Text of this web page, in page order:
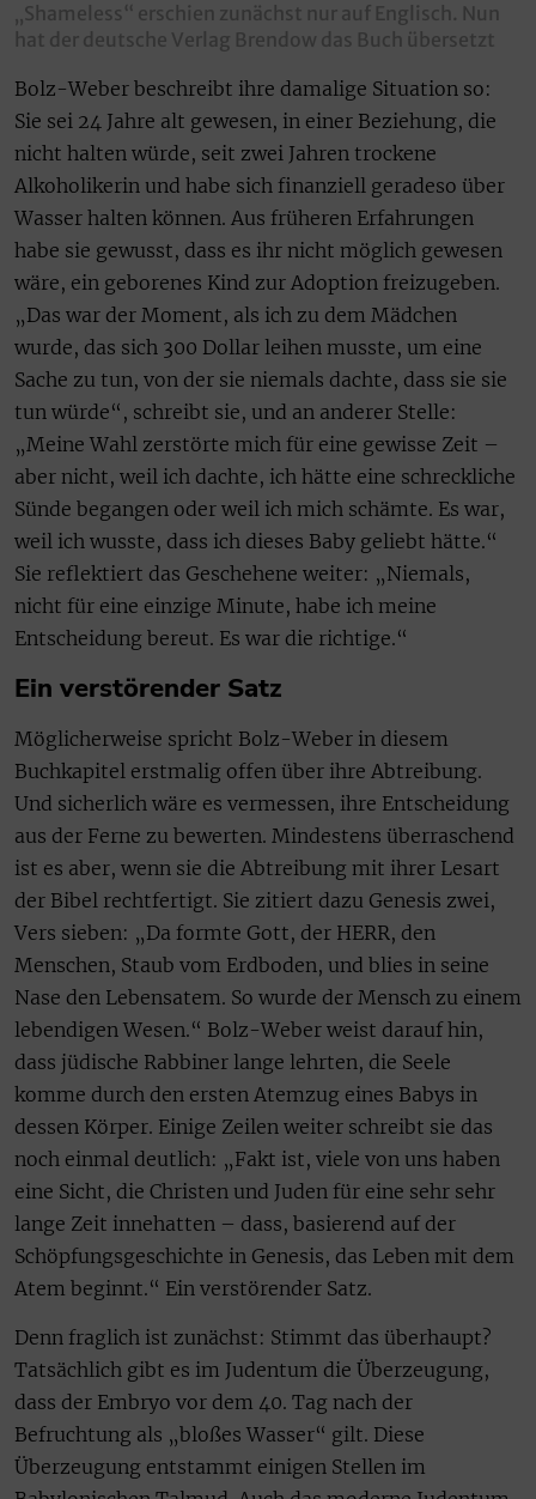
„Shameless“ erschien zunächst nur auf Englisch. Nun
hat der deutsche Verlag Brendow das Buch übersetzt
Bolz-Weber beschreibt ihre damalige Situation so:
Sie sei 24 Jahre alt gewesen, in einer Beziehung, die
nicht halten würde, seit zwei Jahren trockene
Alkoholikerin und habe sich finanziell geradeso über
Wasser halten können. Aus früheren Erfahrungen
habe sie gewusst, dass es ihr nicht möglich gewesen
wäre, ein geborenes Kind zur Adoption freizugeben.
„Das war der Moment, als ich zu dem Mädchen
wurde, das sich 300 Dollar leihen musste, um eine
Sache zu tun, von der sie niemals dachte, dass sie sie
tun würde“, schreibt sie, und an anderer Stelle:
„Meine Wahl zerstörte mich für eine gewisse Zeit –
aber nicht, weil ich dachte, ich hätte eine schreckliche
Sünde begangen oder weil ich mich schämte. Es war,
weil ich wusste, dass ich dieses Baby geliebt hätte.“
Sie reflektiert das Geschehene weiter: „Niemals,
nicht für eine einzige Minute, habe ich meine
Entscheidung bereut. Es war die richtige.“
Ein verstörender Satz
Möglicherweise spricht Bolz-Weber in diesem
Buchkapitel erstmalig offen über ihre Abtreibung.
Und sicherlich wäre es vermessen, ihre Entscheidung
aus der Ferne zu bewerten. Mindestens überraschend
ist es aber, wenn sie die Abtreibung mit ihrer Lesart
der Bibel rechtfertigt. Sie zitiert dazu Genesis zwei,
Vers sieben: „Da formte Gott, der HERR, den
Menschen, Staub vom Erdboden, und blies in seine
Nase den Lebensatem. So wurde der Mensch zu einem
lebendigen Wesen.“ Bolz-Weber weist darauf hin,
dass jüdische Rabbiner lange lehrten, die Seele
komme durch den ersten Atemzug eines Babys in
dessen Körper. Einige Zeilen weiter schreibt sie das
noch einmal deutlich: „Fakt ist, viele von uns haben
eine Sicht, die Christen und Juden für eine sehr sehr
lange Zeit innehatten – dass, basierend auf der
Schöpfungsgeschichte in Genesis, das Leben mit dem
Atem beginnt.“ Ein verstörender Satz.
Denn fraglich ist zunächst: Stimmt das überhaupt?
Tatsächlich gibt es im Judentum die Überzeugung,
dass der Embryo vor dem 40. Tag nach der
Befruchtung als „bloßes Wasser“ gilt. Diese
Überzeugung entstammt einigen Stellen im